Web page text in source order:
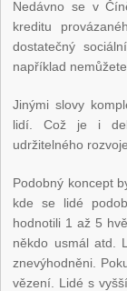
Nedávno se v
kreditu
dostatečný
například
Jinými slovy
lidí. Což je i
udržitelného
Podobný koncept
kde se lidé
hodnotili 1 až 5
někdo usmál atd.
znevýhodněni.
vězení. Lidé s